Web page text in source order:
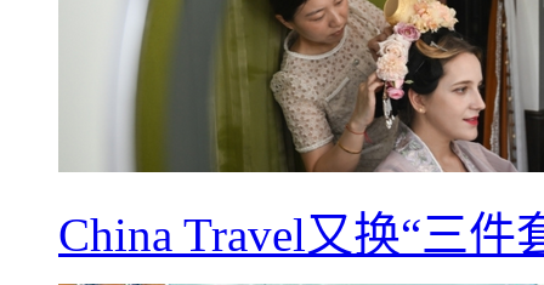
China Travel又换“三